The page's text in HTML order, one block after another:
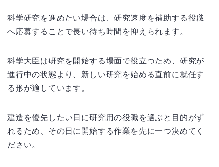
科学研究を進めたい場合は、研究速度を補助する役職
へ応募することで長い待ち時間を抑えられます。
科学大臣は研究を開始する場面で役立つため、研究が
進行中の状態より、新しい研究を始める直前に就任す
る形が適しています。
建造を優先したい日に研究用の役職を選ぶと目的がず
れるため、その日に開始する作業を先に一つ決めてく
ださい。